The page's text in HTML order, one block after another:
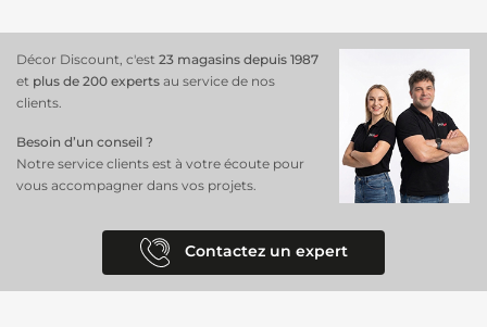
Décor Discount, c'est 23 magasins depuis 1987
et plus de 200 experts au service de nos
clients.
Besoin d’un conseil ?
Notre service clients est à votre écoute pour
vous accompagner dans vos projets.
Contactez un expert